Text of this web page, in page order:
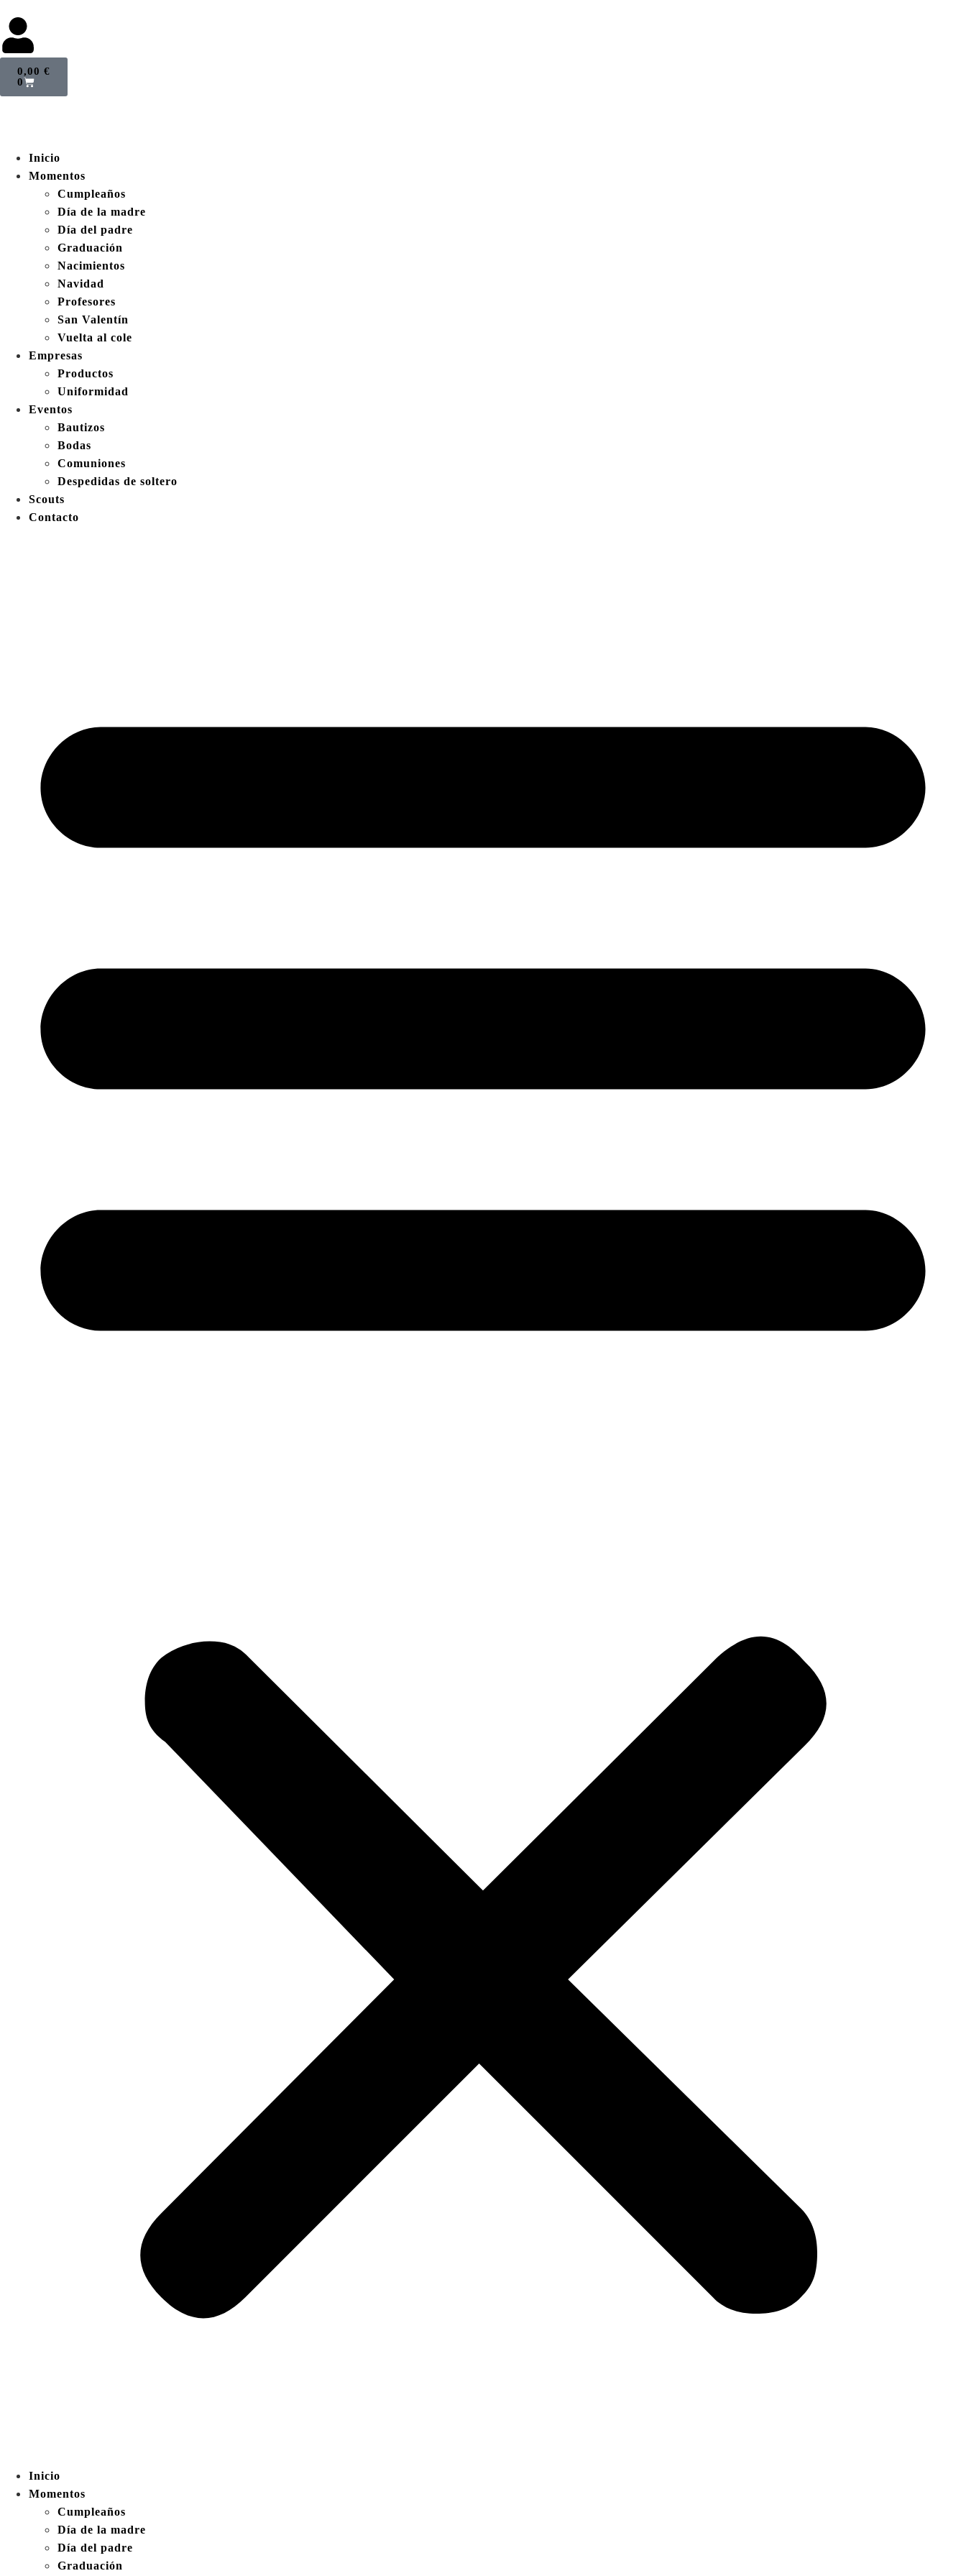
0,00 €
0
Inicio
Momentos
Cumpleaños
Día de la madre
Día del padre
Graduación
Nacimientos
Navidad
Profesores
San Valentín
Vuelta al cole
Empresas
Productos
Uniformidad
Eventos
Bautizos
Bodas
Comuniones
Despedidas de soltero
Scouts
Contacto
Inicio
Momentos
Cumpleaños
Día de la madre
Día del padre
Graduación